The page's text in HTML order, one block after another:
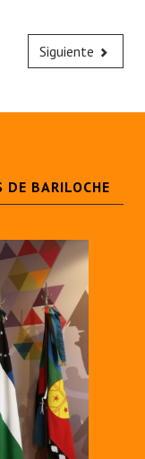
Siguiente
DE BARILOCHE